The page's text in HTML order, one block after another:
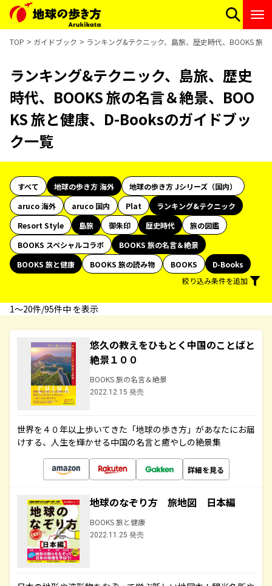
TOP ガイドブック ランキング&テクニック、島旅、歴史時代、BOOKS 旅
ランキング&テクニック、島旅、歴史
時代、BOOKS 旅の名言＆絶景、BOO
KS 旅と健康、D-Booksのガイドブッ
ク一覧
すべて 地球の歩き方 海外
地球の歩き方 Jシリーズ（国内）
aruco 海外
aruco 国内 Plat
ランキング&テクニック
Resort Style
島旅 御朱印 歴史時代
旅の図鑑
BOOKS スペシャルコラボ
BOOKS 旅の名言＆絶景
BOOKS 旅と健康
BOOKS 旅の読み物 BOOKS
D-Books
絞り込み条件を追加
1〜20件/95件中 を表示
悠久の教えをひもとく中国のことばと
絶景１００
BOOKS 旅の名言＆絶景
2022.12.15 発売
世界を４０年以上歩いてきた「地球の歩き方」があなたにお届
けする、人生を輝かせる中国の名言と癒やしの絶景集
詳細を見る
地球のなぞり方 旅地図 日本編
BOOKS 旅と健康
2022.11.25 発売